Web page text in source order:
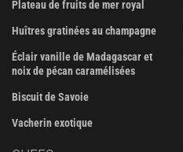
Plateau de fruits de mer royal
Huîtres gratinées au champagne
Éclair vanille de Madagascar et
noix de pécan caramélisées
Biscuit de Savoie
Vacherin exotique